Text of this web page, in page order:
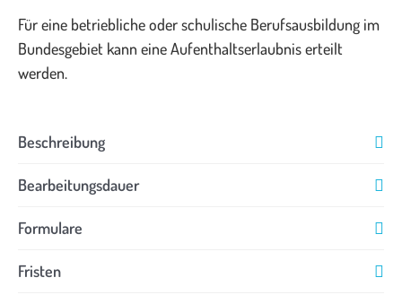
Für eine betriebliche oder schulische Berufsausbildung im
Bundesgebiet kann eine Aufenthaltserlaubnis erteilt
werden.
Beschreibung
Bearbeitungsdauer
Formulare
Fristen